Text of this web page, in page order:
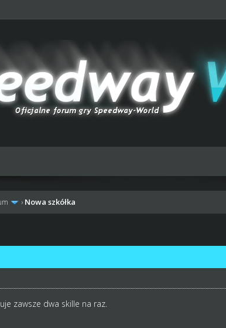
› Nowa szkółka
zawsze dwa skille na raz.